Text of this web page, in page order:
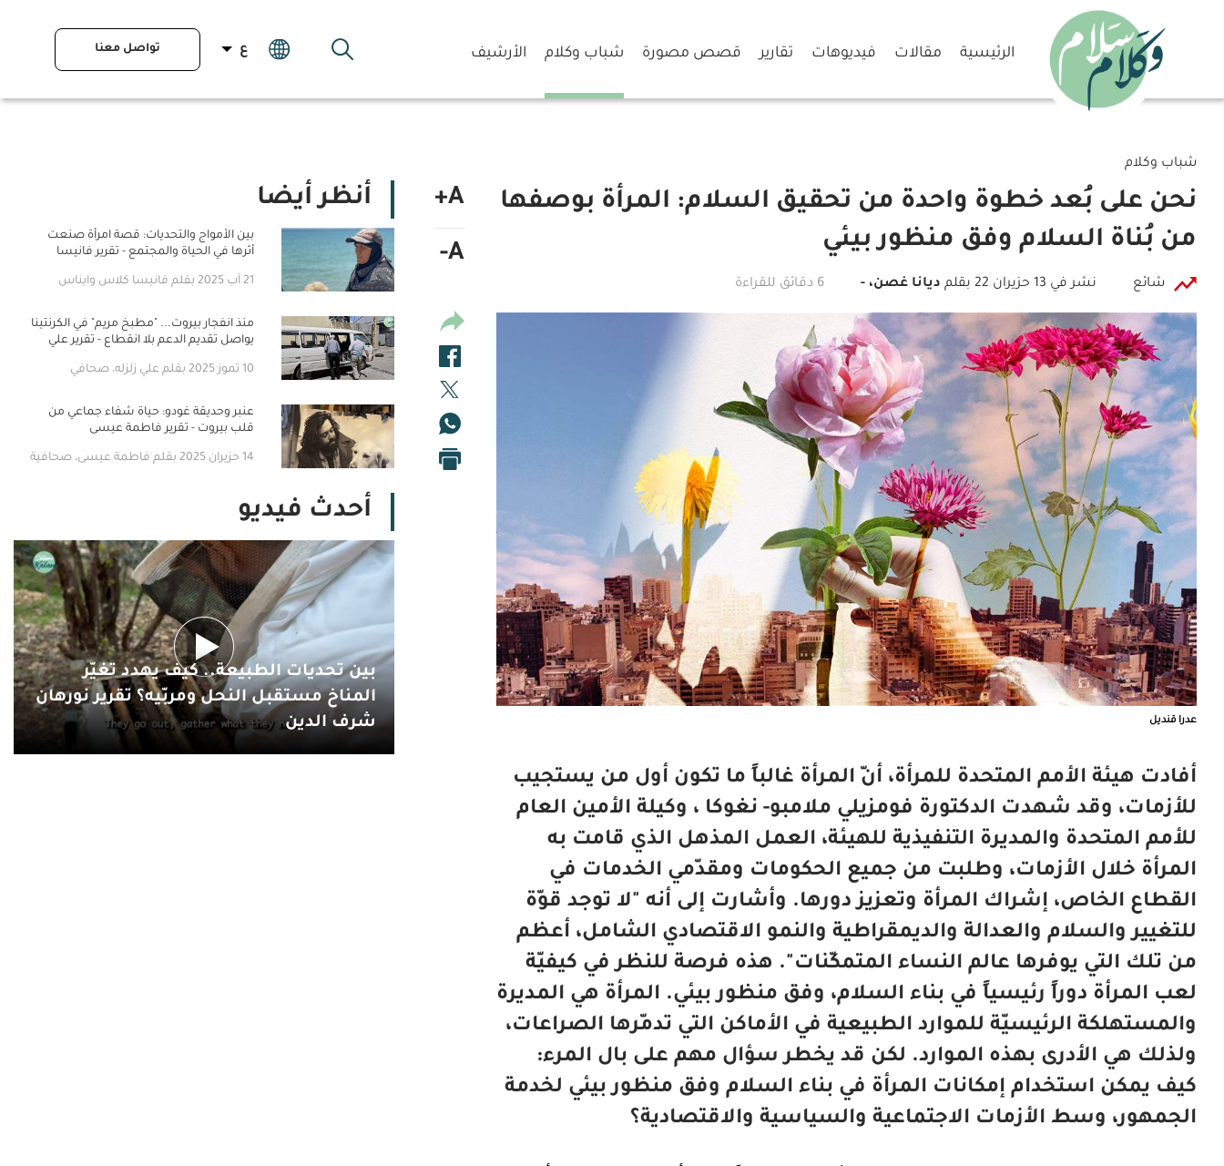
الرئيسية مقالات فيديوهات تقارير قصص مصورة شباب وكلام الأرشيف ع تواصل معنا
شباب وكلام
نحن على بُعد خطوة واحدة من تحقيق السلام: المرأة بوصفها
من بُناة السلام وفق منظور بيئي
شائع نشر في 13 حزيران 22 بقلم ديانا غصن، - 6 دقائق للقراءة
عدرا قنديل
أفادت هيئة الأمم المتحدة للمرأة، أنّ المرأة غالباً ما تكون أول من يستجيب
للأزمات، وقد شهدت الدكتورة فومزيلي ملامبو- نغوكا ، وكيلة الأمين العام
للأمم المتحدة والمديرة التنفيذية للهيئة، العمل المذهل الذي قامت به
المرأة خلال الأزمات، وطلبت من جميع الحكومات ومقدّمي الخدمات في
القطاع الخاص، إشراك المرأة وتعزيز دورها. وأشارت إلى أنه "لا توجد قوّة
للتغيير والسلام والعدالة والديمقراطية والنمو الاقتصادي الشامل، أعظم
من تلك التي يوفرها عالم النساء المتمكّنات". هذه فرصة للنظر في كيفيّة
لعب المرأة دوراً رئيسياً في بناء السلام، وفق منظور بيئي. المرأة هي المديرة
والمستهلكة الرئيسيّة للموارد الطبيعية في الأماكن التي تدمّرها الصراعات،
ولذلك هي الأدرى بهذه الموارد. لكن قد يخطر سؤال مهم على بال المرء:
كيف يمكن استخدام إمكانات المرأة في بناء السلام وفق منظور بيئي لخدمة
الجمهور، وسط الأزمات الاجتماعية والسياسية والاقتصادية؟
A+
A-
أنظر أيضا
بين الأمواج والتحديات: قصة امرأة صنعت
أثرها في الحياة والمجتمع - تقرير فانيسا
21 آب 2025 بقلم فانيسا كلاس وايناس
منذ انفجار بيروت... "مطبخ مريم" في الكرنتينا
يواصل تقديم الدعم بلا انقطاع - تقرير علي
10 تموز 2025 بقلم علي زلزله، صحافي
عنبر وحديقة غودو: حياة شفاء جماعي من
قلب بيروت - تقرير فاطمة عيسى
14 حزيران 2025 بقلم فاطمة عيسى، صحافية
أحدث فيديو
بين تحديات الطبيعة.. كيف يهدد تغيّر
المناخ مستقبل النحل ومربّيه؟ تقرير نورهان
شرف الدين